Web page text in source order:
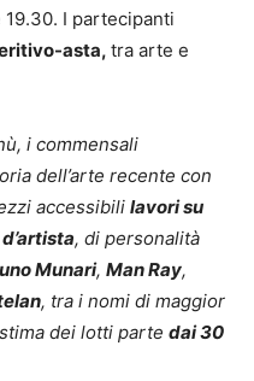
I partecipanti
asta, tra arte e
i commensali
dell’arte recente con
accessibili lavori su
, di personalità
Munari, Man Ray,
, tra i nomi di maggior
dei lotti parte dai 30